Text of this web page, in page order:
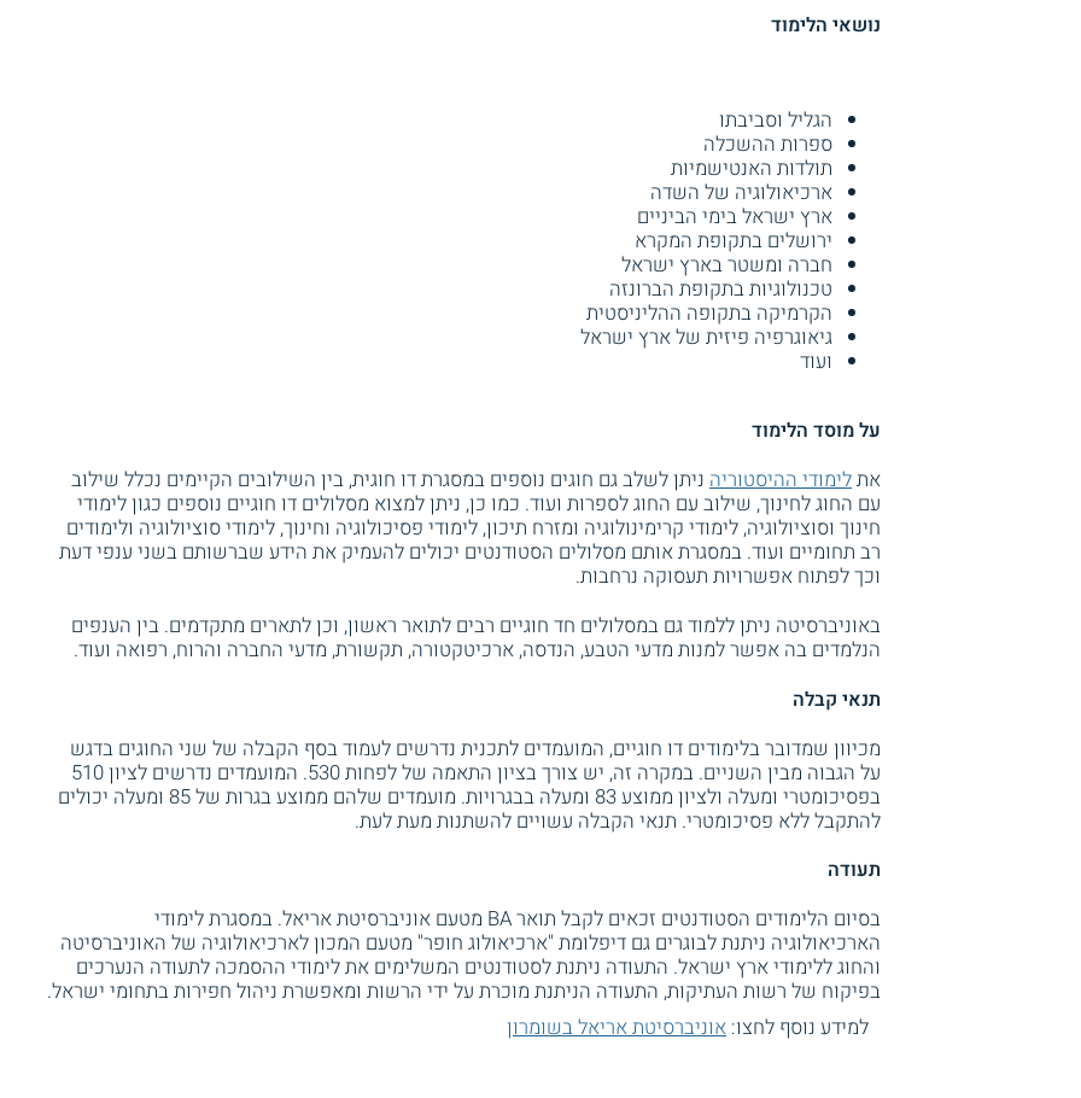
נושאי הלימוד
הגליל וסביבתו
ספרות ההשכלה
תולדות האנטישמיות
ארכיאולוגיה של השדה
ארץ ישראל בימי הביניים
ירושלים בתקופת המקרא
חברה ומשטר בארץ ישראל
טכנולוגיות בתקופת הברונזה
הקרמיקה בתקופה ההליניסטית
גיאוגרפיה פיזית של ארץ ישראל
ועוד
על מוסד הלימוד
אתלימודי ההיסטוריה ניתן לשלב גם חוגים נוספים במסגרת דו חוגית, בין השילובים הקיימים נכלל שילוב
עם החוג לחינוך, שילוב עם החוג לספרות ועוד. כמו כן, ניתן למצוא מסלולים דו חוגיים נוספים כגון לימודי
חינוך וסוציולוגיה, לימודי קרימינולוגיה ומזרח תיכון, לימודי פסיכולוגיה וחינוך, לימודי סוציולוגיה ולימודים
רב תחומיים ועוד. במסגרת אותם מסלולים הסטודנטים יכולים להעמיק את הידע שברשותם בשני ענפי דעת
וכך לפתוח אפשרויות תעסוקה נרחבות.
באוניברסיטה ניתן ללמוד גם במסלולים חד חוגיים רבים לתואר ראשון, וכן לתארים מתקדמים. בין הענפים
הנלמדים בה אפשר למנות מדעי הטבע, הנדסה, ארכיטקטורה, תקשורת, מדעי החברה והרוח, רפואה ועוד.
תנאי קבלה
מכיוון שמדובר בלימודים דו חוגיים, המועמדים לתכנית נדרשים לעמוד בסף הקבלה של שני החוגים בדגש
על הגבוה מבין השניים. במקרה זה, יש צורך בציון התאמה של לפחות 530. המועמדים נדרשים לציון 510
בפסיכומטרי ומעלה ולציון ממוצע 83 ומעלה בבגרויות. מועמדים שלהם ממוצע בגרות של 85 ומעלה יכולים
להתקבל ללא פסיכומטרי. תנאי הקבלה עשויים להשתנות מעת לעת.
תעודה
בסיום הלימודים הסטודנטים זכאים לקבל תואר BA מטעם אוניברסיטת אריאל. במסגרת לימודי
הארכיאולוגיה ניתנת לבוגרים גם דיפלומת "ארכיאולוג חופר" מטעם המכון לארכיאולוגיה של האוניברסיטה
והחוג ללימודי ארץ ישראל. התעודה ניתנת לסטודנטים המשלימים את לימודי ההסמכה לתעודה הנערכים
בפיקוח של רשות העתיקות, התעודה הניתנת מוכרת על ידי הרשות ומאפשרת ניהול חפירות בתחומי ישראל.
למידע נוסף לחצו: אוניברסיטת אריאל בשומרון